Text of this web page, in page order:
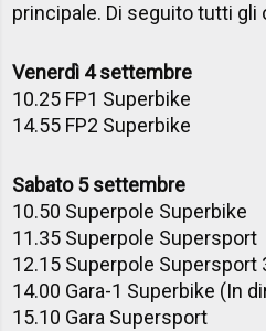
principale. Di seguito tutti gli
Venerdì 4 settembre
10.25 FP1 Superbike
14.55 FP2 Superbike
Sabato 5 settembre
10.50 Superpole Superbike
11.35 Superpole Supersport
12.15 Superpole Supersport
14.00 Gara-1 Superbike (In
15.10 Gara Supersport